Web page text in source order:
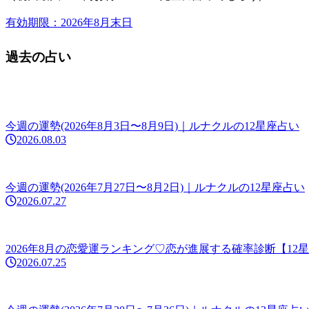
有効期限：2026年8月末日
過去の占い
今週の運勢(2026年8月3日〜8月9日)｜ルナクルの12星座占い
2026.08.03
今週の運勢(2026年7月27日〜8月2日)｜ルナクルの12星座占い
2026.07.27
2026年8月の恋愛運ランキング♡恋が進展する確率診断【12星
2026.07.25